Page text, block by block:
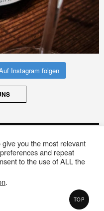
Instagram folgen
Theme
you the most relevant
and repeat
to the use of ALL the
.
TOP